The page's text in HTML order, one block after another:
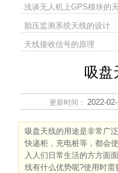
浅谈无人机上GPS模块的
胎压监测系统天线的设计
天线接收信号的原理
吸盘
更新时间： 2022-
吸盘天线的用途是非常广
快递柜，充电桩等，都会
入人们日常生活的方方面
线有什么优势呢?使用时